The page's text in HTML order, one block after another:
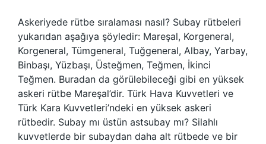
Askeriyede rütbe sıralaması nasıl? Subay rütbeleri
yukarıdan aşağıya şöyledir: Mareşal, Korgeneral,
Korgeneral, Tümgeneral, Tuğgeneral, Albay, Yarbay,
Binbaşı, Yüzbaşı, Üsteğmen, Teğmen, İkinci
Teğmen. Buradan da görülebileceği gibi en yüksek
askeri rütbe Mareşal’dir. Türk Hava Kuvvetleri ve
Türk Kara Kuvvetleri’ndeki en yüksek askeri
rütbedir. Subay mı üstün astsubay mı? Silahlı
kuvvetlerde bir subaydan daha alt rütbede ve bir